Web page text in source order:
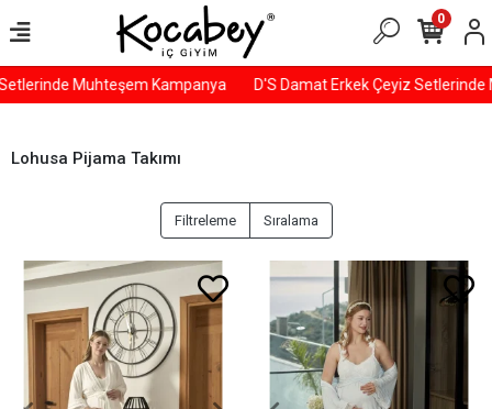
Muhteşem Kampanya D'S Damat Erkek Çeyiz Setlerinde
0
Lohusa Pijama Takımı
Filtreleme Sıralama